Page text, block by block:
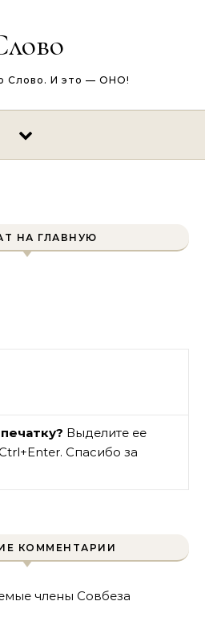
Слово. И это — ОНО!
НА ГЛАВНУЮ
Выделите ее
Спасибо за
КОММЕНТАРИИ
члены Совбеза